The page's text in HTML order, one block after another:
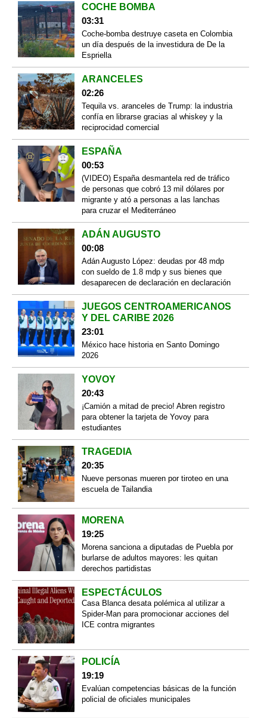
COCHE BOMBA
03:31
Coche-bomba destruye caseta en Colombia
un día después de la investidura de De la
Espriella
ARANCELES
02:26
Tequila vs. aranceles de Trump: la industria
confía en librarse gracias al whiskey y la
reciprocidad comercial
ESPAÑA
00:53
(VIDEO) España desmantela red de tráfico
de personas que cobró 13 mil dólares por
migrante y ató a personas a las lanchas
para cruzar el Mediterráneo
ADÁN AUGUSTO
00:08
Adán Augusto López: deudas por 48 mdp
con sueldo de 1.8 mdp y sus bienes que
desaparecen de declaración en declaración
JUEGOS CENTROAMERICANOS
Y DEL CARIBE 2026
23:01
México hace historia en Santo Domingo
2026
YOVOY
20:43
¡Camión a mitad de precio! Abren registro
para obtener la tarjeta de Yovoy para
estudiantes
TRAGEDIA
20:35
Nueve personas mueren por tiroteo en una
escuela de Tailandia
MORENA
19:25
Morena sanciona a diputadas de Puebla por
burlarse de adultos mayores: les quitan
derechos partidistas
ESPECTÁCULOS
Casa Blanca desata polémica al utilizar a
Spider-Man para promocionar acciones del
ICE contra migrantes
POLICÍA
19:19
Evalúan competencias básicas de la función
policial de oficiales municipales